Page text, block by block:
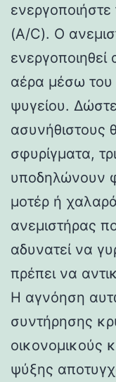
(A/C). Ο
αέρα μέσω του
ψυγείου.
ασυνήθιστους
σφυρίγματα,
υποδηλώνουν
μοτέρ ή
ανεμιστήρας
αδυνατεί να
πρέπει να
Η αγνόηση
συντήρησης
οικονομικούς
ψύξης